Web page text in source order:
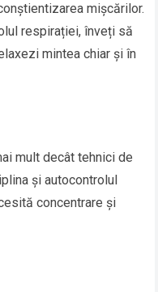
mișcărilor.
respirației, înveți să
mintea chiar și în
mult decât tehnici de
și autocontrolul
concentrare și